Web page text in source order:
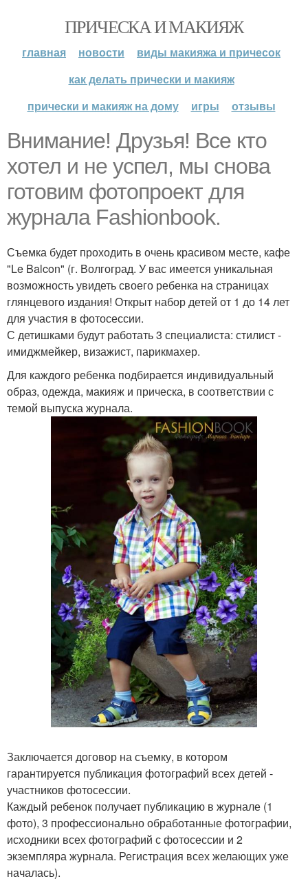
ПРИЧЕСКА И МАКИЯЖ
главная новости
виды макияжа и причесок
как делать прически и макияж
прически и макияж на дому
игры отзывы
Внимание! Друзья! Все кто
хотел и не успел, мы снова
готовим фотопроект для
журнала Fashionbook.
Съемка будет проходить в очень красивом месте, кафе
"Le Balcon" (г. Волгоград. У вас имеется уникальная
возможность увидеть своего ребенка на страницах
глянцевого издания! Открыт набор детей от 1 до 14 лет
для участия в фотосессии.
С детишками будут работать 3 специалиста: стилист -
имиджмейкер, визажист, парикмахер.
Для каждого ребенка подбирается индивидуальный
образ, одежда, макияж и прическа, в соответствии с
темой выпуска журнала.
Заключается договор на съемку, в котором
гарантируется публикация фотографий всех детей -
участников фотосессии.
Каждый ребенок получает публикацию в журнале (1
фото), 3 профессионально обработанные фотографии,
исходники всех фотографий с фотосессии и 2
экземпляра журнала. Регистрация всех желающих уже
началась).